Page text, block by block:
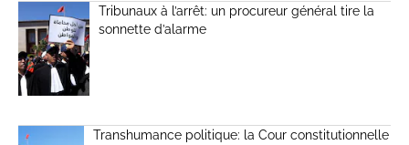
Tribunaux à l’arrêt: un procureur général tire la
sonnette d’alarme
Transhumance politique: la Cour constitutionnelle